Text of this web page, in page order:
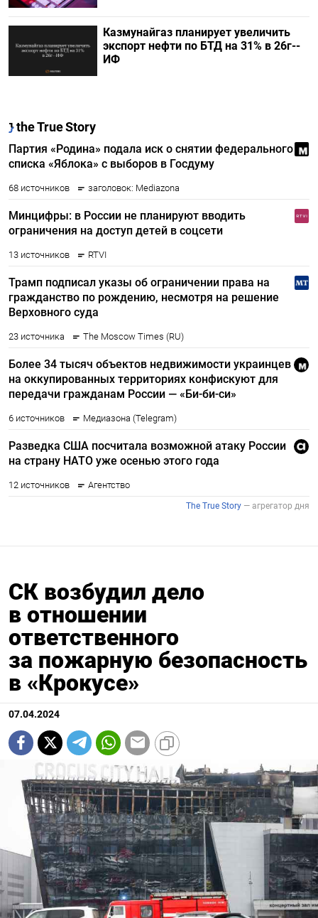
Казмунайгаз планирует увеличить
экспорт нефти по БТД на 31% в 26г--
ИФ
СК возбудил дело
в отношении
ответственного
за пожарную безопасность
в «Крокусе»
07.04.2024